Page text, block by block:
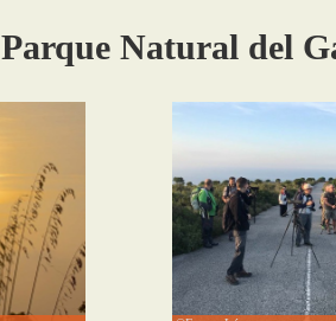
Parque Natural del